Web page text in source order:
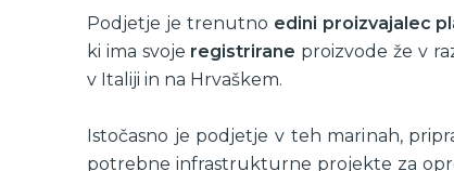
Podjetje je trenutno edini proizvajalec
ki ima svoje registrirane proizvode že v
v Italiji in na Hrvaškem.
Istočasno je podjetje v teh marinah,
potrebne infrastrukturne projekte za